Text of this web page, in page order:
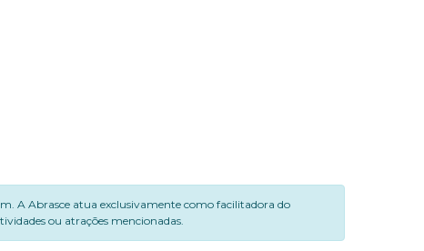
A Abrasce atua exclusivamente como facilitadora do
ou atrações mencionadas.